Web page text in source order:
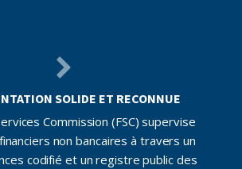
SOLIDE ET RECONNUE
Commission (FSC) supervise
non bancaires à travers un
codifié et un registre public des